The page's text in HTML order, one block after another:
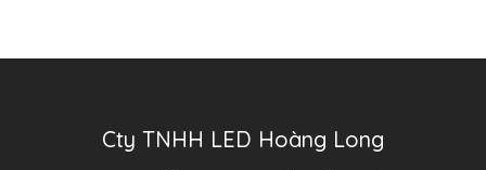
Cty TNHH LED Hoàng Long